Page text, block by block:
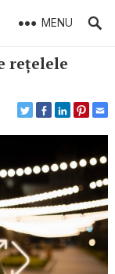
MENU
rețelele